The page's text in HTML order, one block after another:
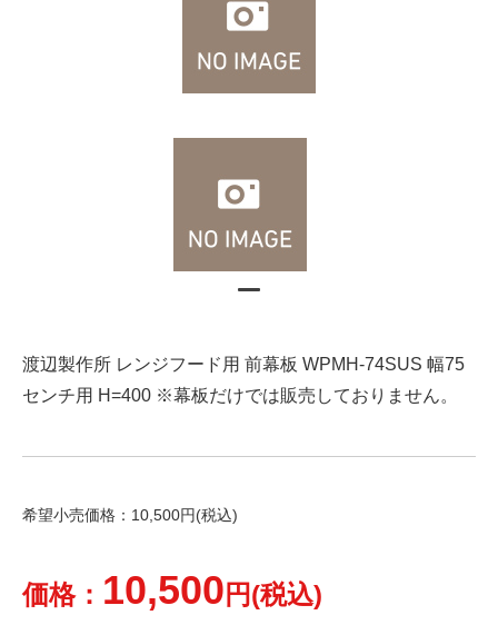
渡辺製作所 レンジフード用 前幕板 WPMH-74SUS 幅75
センチ用 H=400 ※幕板だけでは販売しておりません。
希望小売価格：10,500円(税込)
価格： 10,500 円(税込)